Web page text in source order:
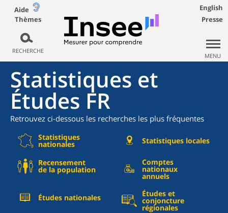
Aide
Thèmes
RECHERCHE
English
Presse
MENU
Statistiques et
Études FR
Retrouvez ci-dessous les recherches les plus fréquentes
Statistiques
nationales Statistiques locales
Recensement
de la population
Comptes
nationaux
annuels
Études nationales Études et
conjoncture
régionales